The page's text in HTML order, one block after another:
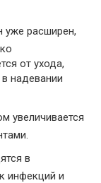
уже расширен,
от ухода,
надевании
увеличивается
в
инфекций и